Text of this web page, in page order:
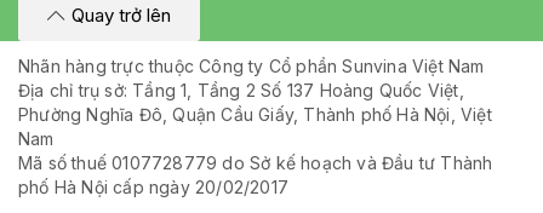
Quay trở lên
Nhãn hàng trực thuộc Công ty Cổ phần Sunvina Việt Nam
Địa chỉ trụ sở: Tầng 1, Tầng 2 Số 137 Hoàng Quốc Việt,
Phường Nghĩa Đô, Quận Cầu Giấy, Thành phố Hà Nội, Việt
Nam
Mã số thuế 0107728779 do Sở kế hoạch và Đầu tư Thành
phố Hà Nội cấp ngày 20/02/2017